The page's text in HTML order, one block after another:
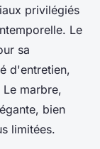
privilégiés
Le
sa
d'entretien,
marbre,
bien
limitées.